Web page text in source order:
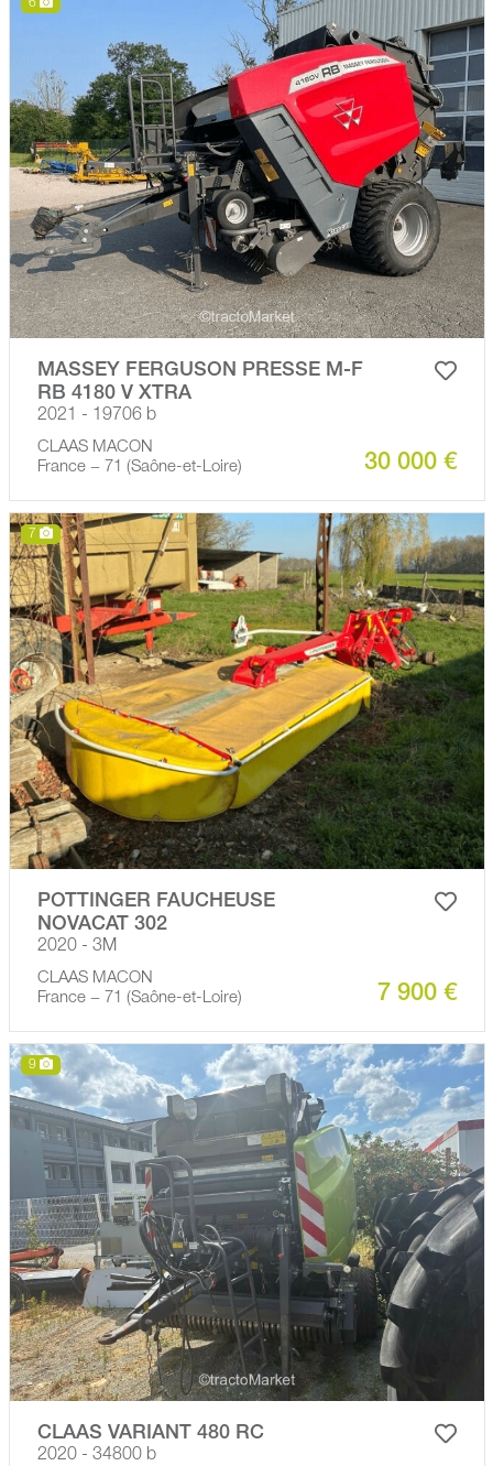
6
MASSEY FERGUSON PRESSE M-F
RB 4180 V XTRA
2021 - 19706 b
CLAAS MACON
France − 71 (Saône-et-Loire)
30 000 €
7
POTTINGER FAUCHEUSE
NOVACAT 302
2020 - 3M
CLAAS MACON
France − 71 (Saône-et-Loire)
7 900 €
9
CLAAS VARIANT 480 RC
2020 - 34800 b